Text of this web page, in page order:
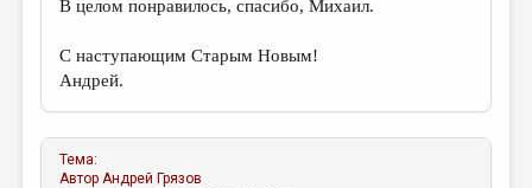
В целом понравилось, спасибо, Михаил.
С наступающим Старым Новым!
Андрей.
Тема:
АвторАндрей Грязов